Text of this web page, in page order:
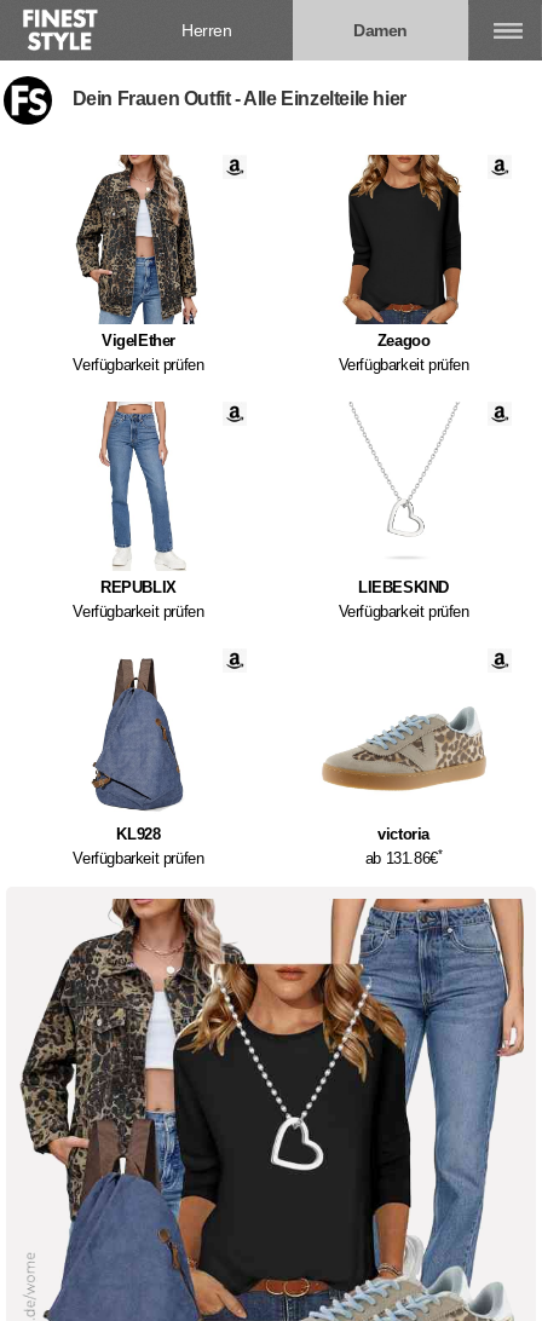
Herren Damen
Dein Frauen Outfit - Alle Einzelteile hier
VigelEther
Verfügbarkeit prüfen
Zeagoo
Verfügbarkeit prüfen
REPUBLIX
Verfügbarkeit prüfen
LIEBESKIND
Verfügbarkeit prüfen
KL928
Verfügbarkeit prüfen
victoria
ab 131.86€*